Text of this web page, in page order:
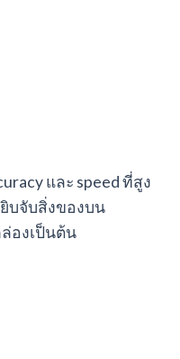
และ speed ที่สูง
บจับสิ่งของบน
องเป็นต้น